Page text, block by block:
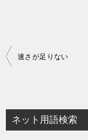
投
ビ
ゲ
速さが足りない
ネット用語検索